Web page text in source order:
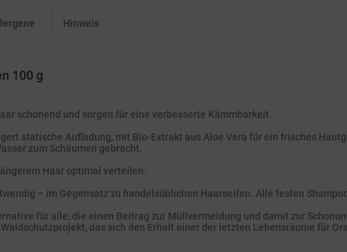
Hinweis
100 g
schonend und sorgen für eine verbesserte Kämmbarkeit.
statische Aufladung, mit Bio-Extrakt aus Aloe Vera für ein frisches
zum Schäumen gebracht.
Haar optimal verteilen.
– im Gegensatz zu handelsüblichen Haarseifen. Alle festen
für alle, die einen Beitrag zur Müllvermeidung und damit zur
das sich den Erhalt einer der letzten Lebensräume für